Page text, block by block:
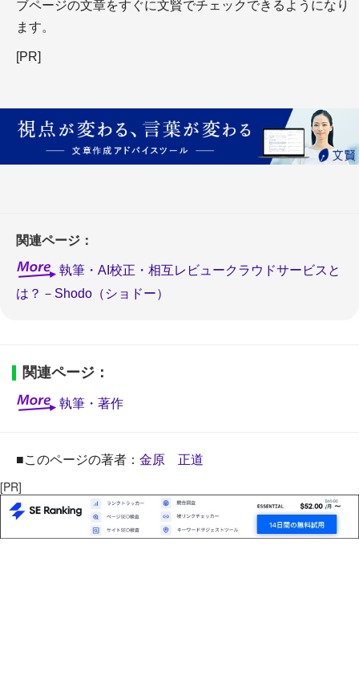
ブページの文章をすぐに文賢でチェックできるようになり
ます。
[PR]
関連ページ：
執筆・AI校正・相互レビュークラウドサービスと
は？－Shodo（ショドー）
関連ページ：
執筆・著作
■このページの著者： 金原 正道
[PR]